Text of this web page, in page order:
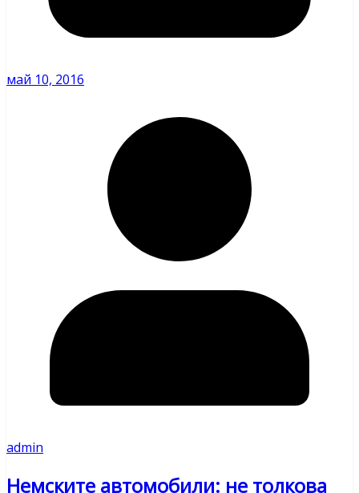
май 10, 2016
admin
Немските автомобили: не толкова